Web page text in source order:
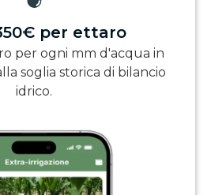
per ettaro
per ogni mm d'acqua in
soglia storica di bilancio
idrico.